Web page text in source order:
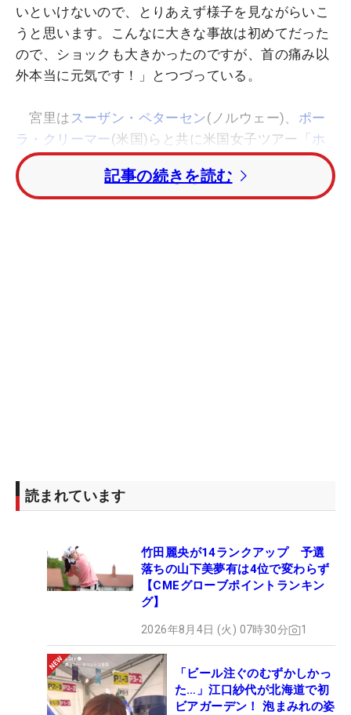
いといけないので、とりあえず様子を見ながらいこ
うと思います。こんなに大きな事故は初めてだった
ので、ショックも大きかったのですが、首の痛み以
外本当に元気です！」とつづっている。
宮里は スーザン・ペターセン(ノルウェー)、 ポー
ラ・クリーマー (米国)らと共に米国女子ツアー「 ホ
ンダLPGAタイランド」の会場から空港に移動中に5
台が絡む事故と遭遇。「HSBC女子チャンピオン
ズ」の開催されるシンガポールへはすでに入ってる
記事の続きを読む
読まれています
竹田麗央が14ランクアップ 予選
落ちの山下美夢有は4位で変わらず
【CMEグローブポイントランキン
グ】
2026年8月4日 (火) 07時30分 1
「ビール注ぐのむずかしかっ
た…」江口紗代が北海道で初
ビアガーデン！ 泡まみれの姿